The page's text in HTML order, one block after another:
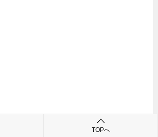
ば”と言う感じの麺も良いです。
TOPへ